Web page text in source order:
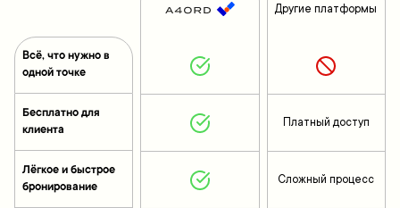
Всё, что нужно в
одной точке
Бесплатно для
клиента
Лёгкое и быстрое
бронирование
Другие платформы
Платный доступ
Сложный процесс